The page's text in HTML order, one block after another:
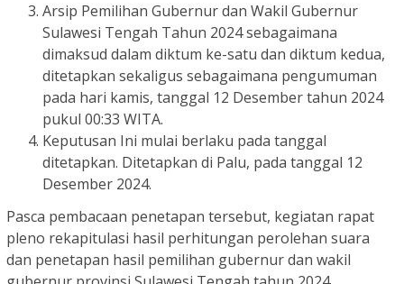
Arsip Pemilihan Gubernur dan Wakil Gubernur
Sulawesi Tengah Tahun 2024 sebagaimana
dimaksud dalam diktum ke-satu dan diktum kedua,
ditetapkan sekaligus sebagaimana pengumuman
pada hari kamis, tanggal 12 Desember tahun 2024
pukul 00:33 WITA.
Keputusan Ini mulai berlaku pada tanggal
ditetapkan. Ditetapkan di Palu, pada tanggal 12
Desember 2024.
Pasca pembacaan penetapan tersebut, kegiatan rapat
pleno rekapitulasi hasil perhitungan perolehan suara
dan penetapan hasil pemilihan gubernur dan wakil